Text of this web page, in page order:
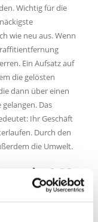
Wichtig für die
wie neu aus. Wenn
Ein Aufsatz auf
die gelösten
dann über einen
Das
Ihr Geschäft
Durch den
die Umwelt.
ACS